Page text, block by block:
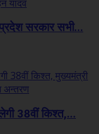
सरकार सभी...
38वीं किश्त,...